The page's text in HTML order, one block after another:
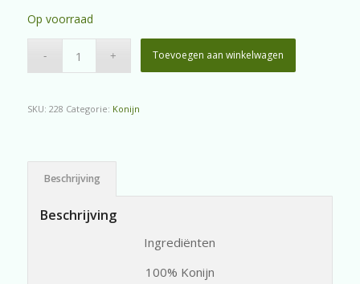
Op voorraad
Toevoegen aan winkelwagen
SKU: 228 Categorie: Konijn
Beschrijving
Beschrijving
Ingrediënten
100% Konijn